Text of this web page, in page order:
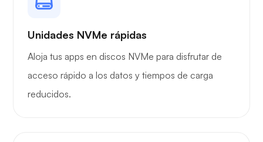
Protector de alambre
Unidades NVMe rápidas
Aloja tus apps en discos NVMe para disfrutar de
acceso rápido a los datos y tiempos de carga
reducidos.